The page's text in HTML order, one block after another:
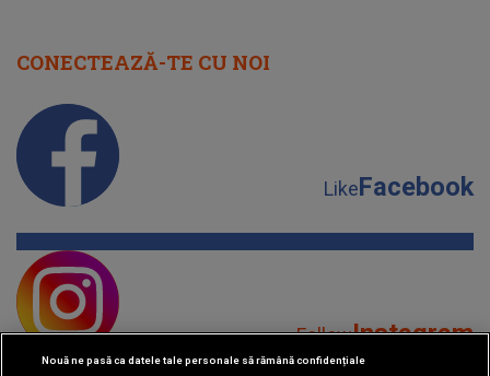
CONECTEAZĂ-TE CU NOI
LikeFacebook
FollowInstagram
Nouă ne pasă ca datele tale personale să rămână confidențiale